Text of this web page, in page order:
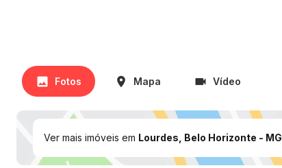
Fotos Mapa Vídeo
Ver mais imóveis em Lourdes, Belo Horizonte - MG